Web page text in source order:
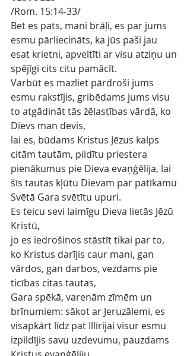
/Rom. 15:14-33/
Bet es pats, mani brāļi, es par jums
esmu pārliecināts, ka jūs paši jau
esat krietni, apveltīti ar visu atziņu un
spējīgi cits citu pamācīt.
Varbūt es mazliet pārdroši jums
esmu rakstījis, gribēdams jums visu
to atgādināt tās žēlastības vārdā, ko
Dievs man devis,
lai es, būdams Kristus Jēzus kalps
citām tautām, pildītu priestera
pienākumus pie Dieva evaņģēlija, lai
šīs tautas kļūtu Dievam par patīkamu
Svētā Gara svētītu upuri.
Es teicu sevi laimīgu Dieva lietās Jēzū
Kristū,
jo es iedrošinos stāstīt tikai par to,
ko Kristus darījis caur mani, gan
vārdos, gan darbos, vezdams pie
ticības citas tautas,
Gara spēkā, varenām zīmēm un
brīnumiem: sākot ar Jeruzālemi, es
visapkārt līdz pat Illīrijai visur esmu
izpildījis savu uzdevumu, pauzdams